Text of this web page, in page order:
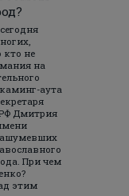
кто не
на
аута
Дмитрия
При чем
этим